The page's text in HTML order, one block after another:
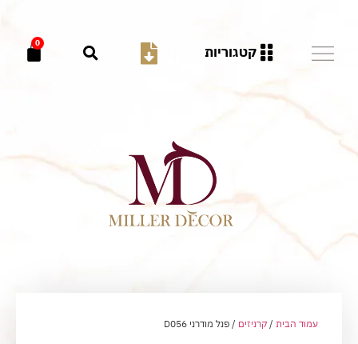
קטגוריות
0
עמוד הבית / קרניזים / פנל מודרני D056